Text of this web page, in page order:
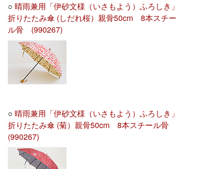
○晴雨兼用「伊砂文様（いさもよう）ふろしき」
折りたたみ傘 (しだれ桜）親骨50cm 8本スチー
ル骨 (990267)
○晴雨兼用「伊砂文様（いさもよう）ふろしき」
折りたたみ傘 (菊）親骨50cm 8本スチール骨
(990267)